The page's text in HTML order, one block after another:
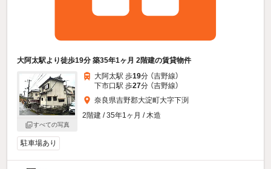
大阿太駅より徒歩19分 築35年1ヶ月 2階建の賃貸物件
すべての写真
大阿太駅 歩19分 （吉野線）
下市口駅 歩27分 （吉野線）
奈良県吉野郡大淀町大字下渕
2階建 / 35年1ヶ月 / 木造
駐車場あり